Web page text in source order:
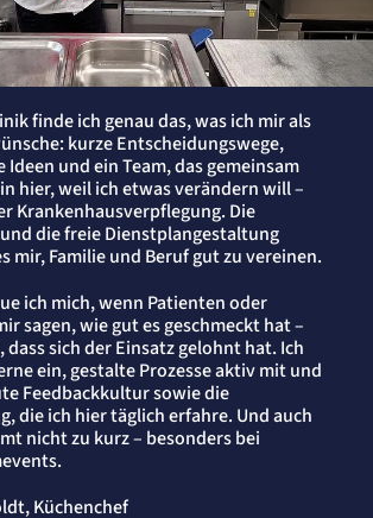
finde ich genau das, was ich mir als
kurze Entscheidungswege,
Ideen und ein Team, das gemeinsam
hier, weil ich etwas verändern will –
Krankenhausverpflegung. Die
die freie Dienstplangestaltung
mir, Familie und Beruf gut zu vereinen.
ich mich, wenn Patienten oder
sagen, wie gut es geschmeckt hat –
dass sich der Einsatz gelohnt hat. Ich
ein, gestalte Prozesse aktiv mit und
Feedbackkultur sowie die
die ich hier täglich erfahre. Und auch
nicht zu kurz – besonders bei
Küchenchef